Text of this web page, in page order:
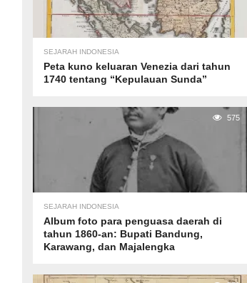
SEJARAH INDONESIA
Peta kuno keluaran Venezia dari tahun
1740 tentang “Kepulauan Sunda”
575
SEJARAH INDONESIA
Album foto para penguasa daerah di
tahun 1860-an: Bupati Bandung,
Karawang, dan Majalengka